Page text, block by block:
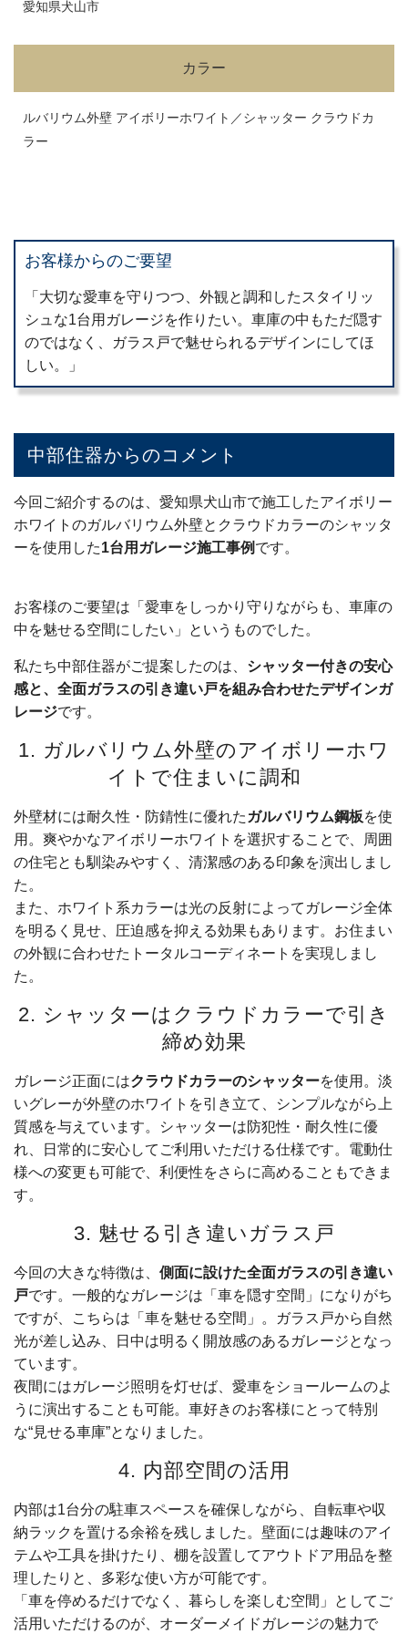
愛知県犬山市
カラー
ルバリウム外壁 アイボリーホワイト／シャッター クラウドカ
ラー
お客様からのご要望
「大切な愛車を守りつつ、外観と調和したスタイリッ
シュな1台用ガレージを作りたい。車庫の中もただ隠す
のではなく、ガラス戸で魅せられるデザインにしてほ
しい。」
中部住器からのコメント
今回ご紹介するのは、愛知県犬山市で施工したアイボリー
ホワイトのガルバリウム外壁とクラウドカラーのシャッタ
ーを使用した1台用ガレージ施工事例 です。
お客様のご要望は「愛車をしっかり守りながらも、車庫の
中を魅せる空間にしたい」というものでした。
私たち中部住器がご提案したのは、 シャッター付きの安心
感と、全面ガラスの引き違い戸を組み合わせたデザインガ
レージです。
1. ガルバリウム外壁のアイボリーホワ
イトで住まいに調和
外壁材には耐久性・防錆性に優れた ガルバリウム鋼板を使
用。爽やかなアイボリーホワイトを選択することで、周囲
の住宅とも馴染みやすく、清潔感のある印象を演出しまし
た。
また、ホワイト系カラーは光の反射によってガレージ全体
を明るく見せ、圧迫感を抑える効果もあります。お住まい
の外観に合わせたトータルコーディネートを実現しまし
た。
2. シャッターはクラウドカラーで引き
締め効果
ガレージ正面にはクラウドカラーのシャッターを使用。淡
いグレーが外壁のホワイトを引き立て、シンプルながら上
質感を与えています。シャッターは防犯性・耐久性に優
れ、日常的に安心してご利用いただける仕様です。電動仕
様への変更も可能で、利便性をさらに高めることもできま
す。
3. 魅せる引き違いガラス戸
今回の大きな特徴は、 側面に設けた全面ガラスの引き違い
戸です。一般的なガレージは「車を隠す空間」になりがち
ですが、こちらは「車を魅せる空間」。ガラス戸から自然
光が差し込み、日中は明るく開放感のあるガレージとなっ
ています。
夜間にはガレージ照明を灯せば、愛車をショールームのよ
うに演出することも可能。車好きのお客様にとって特別
な“見せる車庫”となりました。
4. 内部空間の活用
内部は1台分の駐車スペースを確保しながら、自転車や収
納ラックを置ける余裕を残しました。壁面には趣味のアイ
テムや工具を掛けたり、棚を設置してアウトドア用品を整
理したりと、多彩な使い方が可能です。
「車を停めるだけでなく、暮らしを楽しむ空間」としてご
活用いただけるのが、オーダーメイドガレージの魅力で